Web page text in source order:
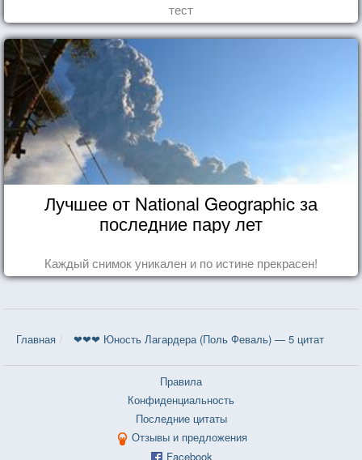
тест
Лучшее от National Geographic за
последние пару лет
Каждый снимок уникален и по истине прекрасен!
Главная ❤❤❤ Юность Лагардера (Поль Феваль) — 5 цитат
Правила
Конфиденциальность
Последние цитаты
Отзывы и предложения
Facebook